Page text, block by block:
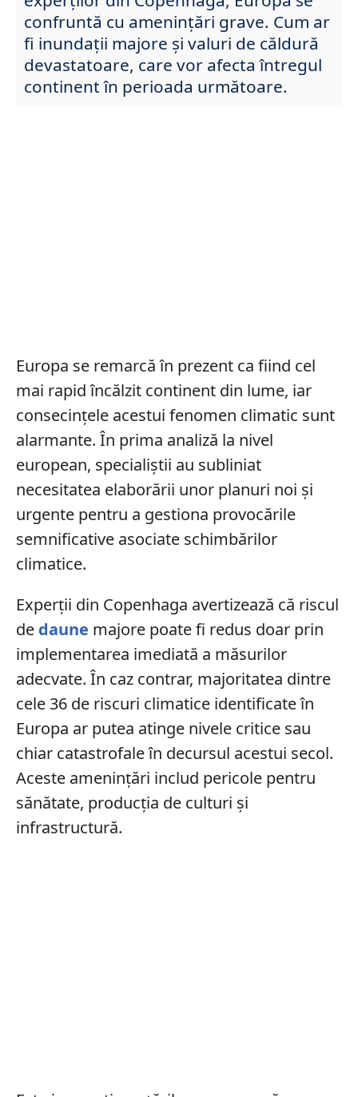
confruntă cu amenințări grave. Cum ar
fi inundații majore și valuri de căldură
devastatoare, care vor afecta întregul
continent în perioada următoare.
Europa se remarcă în prezent ca fiind cel
mai rapid încălzit continent din lume, iar
consecințele acestui fenomen climatic sunt
alarmante. În prima analiză la nivel
european, specialiștii au subliniat
necesitatea elaborării unor planuri noi și
urgente pentru a gestiona provocările
semnificative asociate schimbărilor
climatice.
Experții din Copenhaga avertizează că riscul
de daune majore poate fi redus doar prin
implementarea imediată a măsurilor
adecvate. În caz contrar, majoritatea dintre
cele 36 de riscuri climatice identificate în
Europa ar putea atinge nivele critice sau
chiar catastrofale în decursul acestui secol.
Aceste amenințări includ pericole pentru
sănătate, producția de culturi și
infrastructură.